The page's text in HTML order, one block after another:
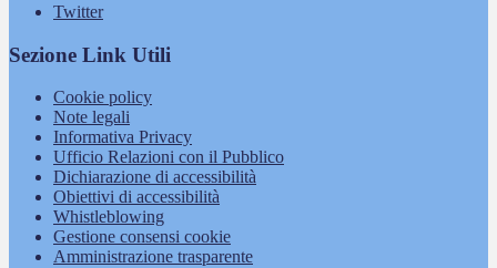
Twitter
Sezione Link Utili
Cookie policy
Note legali
Informativa Privacy
Ufficio Relazioni con il Pubblico
Dichiarazione di accessibilità
Obiettivi di accessibilità
Whistleblowing
Gestione consensi cookie
Amministrazione trasparente